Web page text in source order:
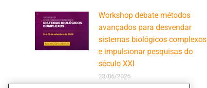
Workshop debate métodos
avançados para desvendar
sistemas biológicos complexos
e impulsionar pesquisas do
século XXI
23/06/2026